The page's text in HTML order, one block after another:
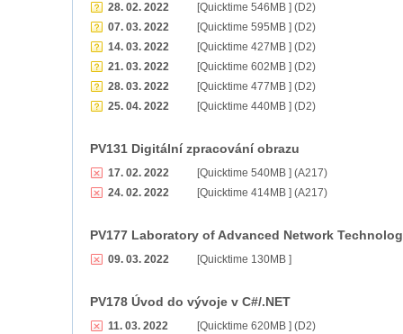
28. 02. 2022
[Quicktime 546MB ] (D2)
07. 03. 2022
[Quicktime 595MB ] (D2)
14. 03. 2022
[Quicktime 427MB ] (D2)
21. 03. 2022
[Quicktime 602MB ] (D2)
28. 03. 2022
[Quicktime 477MB ] (D2)
25. 04. 2022
[Quicktime 440MB ] (D2)
PV131 Digitální zpracování obrazu
17. 02. 2022
[Quicktime 540MB ] (A217)
24. 02. 2022
[Quicktime 414MB ] (A217)
PV177 Laboratory of Advanced Network
09. 03. 2022 [Quicktime 130MB ]
PV178 Úvod do vývoje v C#/.NET
11. 03. 2022
[Quicktime 620MB ] (D2)